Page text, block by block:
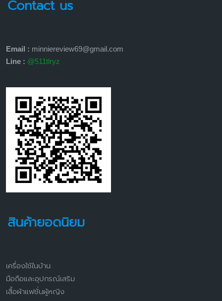
Contact us
Email : minniereview69@gmail.com
Line : @511tlryz
สินค้ายอดนิยม
เครื่องใช้ในบ้าน
มือถือและอุปกรณ์เสริม
เสื้อผ้าแฟชั่นผู้หญิง